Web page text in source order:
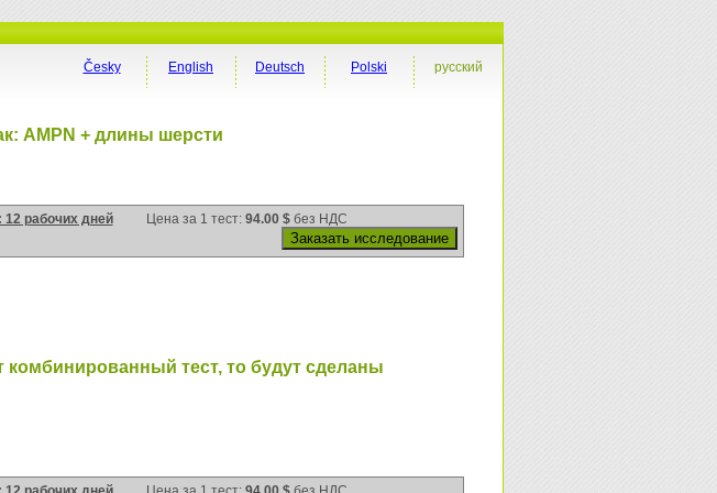
русский
Polski
Deutsch
English
Česky
AMPN + длины шерсти
рабочих дней Цена за 1 тест: 94.00 $ без НДС
комбинированный тест, то будут сделаны